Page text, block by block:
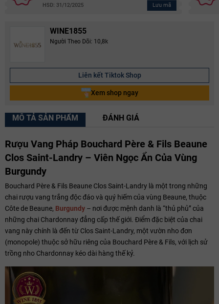
HSD: 31/12/2025 Lưu mã
WINE1855
Người Theo Dõi: 10,8k
Liên kết Tiktok Shop
Xem shop ngay
MÔ TẢ SẢN PHẨM ĐÁNH GIÁ
Rượu Vang Pháp Bouchard Père & Fils Beaune
Clos Saint-Landry – Viên Ngọc Ẩn Của Vùng
Burgundy
Bouchard Père & Fils Beaune Clos Saint-Landry là một trong những
chai rượu vang trắng độc đáo và quý hiếm của vùng Beaune, thuộc
Côte de Beaune, Burgundy – nơi được mệnh danh là “thủ phủ” của
những chai Chardonnay đẳng cấp thế giới. Điểm đặc biệt của chai
vang này chính là đến từ Clos Saint-Landry, một vườn nho đơn
(monopole) thuộc sở hữu riêng của Bouchard Père & Fils, với lịch sử
trồng nho Chardonnay kéo dài hàng thế kỷ.